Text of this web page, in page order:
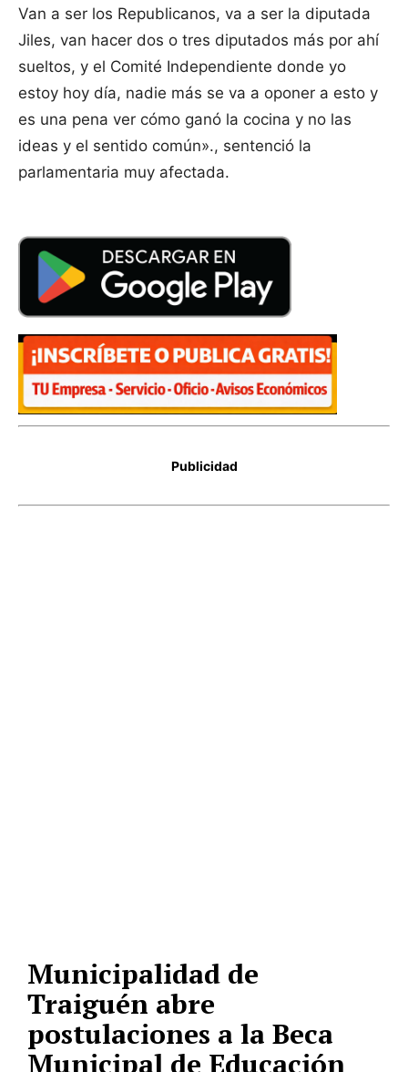
Van a ser los Republicanos, va a ser la diputada
Jiles, van hacer dos o tres diputados más por ahí
sueltos, y el Comité Independiente donde yo
estoy hoy día, nadie más se va a oponer a esto y
es una pena ver cómo ganó la cocina y no las
ideas y el sentido común»., sentenció la
parlamentaria muy afectada.
Publicidad